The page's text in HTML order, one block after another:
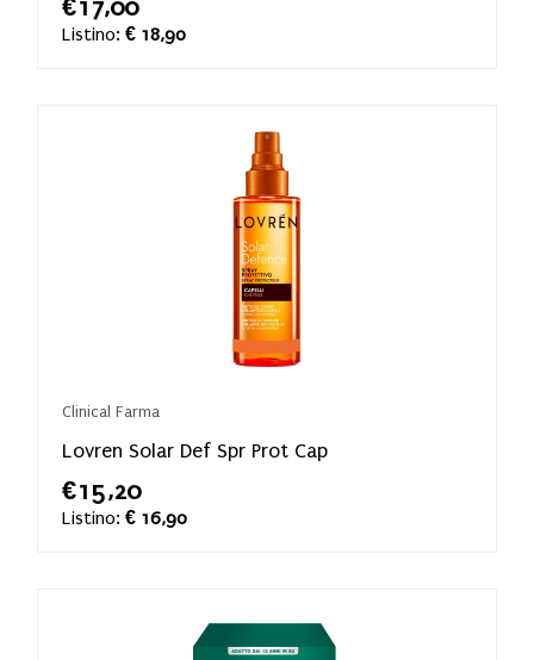
€17,00
Listino: € 18,90
Clinical Farma
Lovren Solar Def Spr Prot Cap
€15,20
Listino: € 16,90